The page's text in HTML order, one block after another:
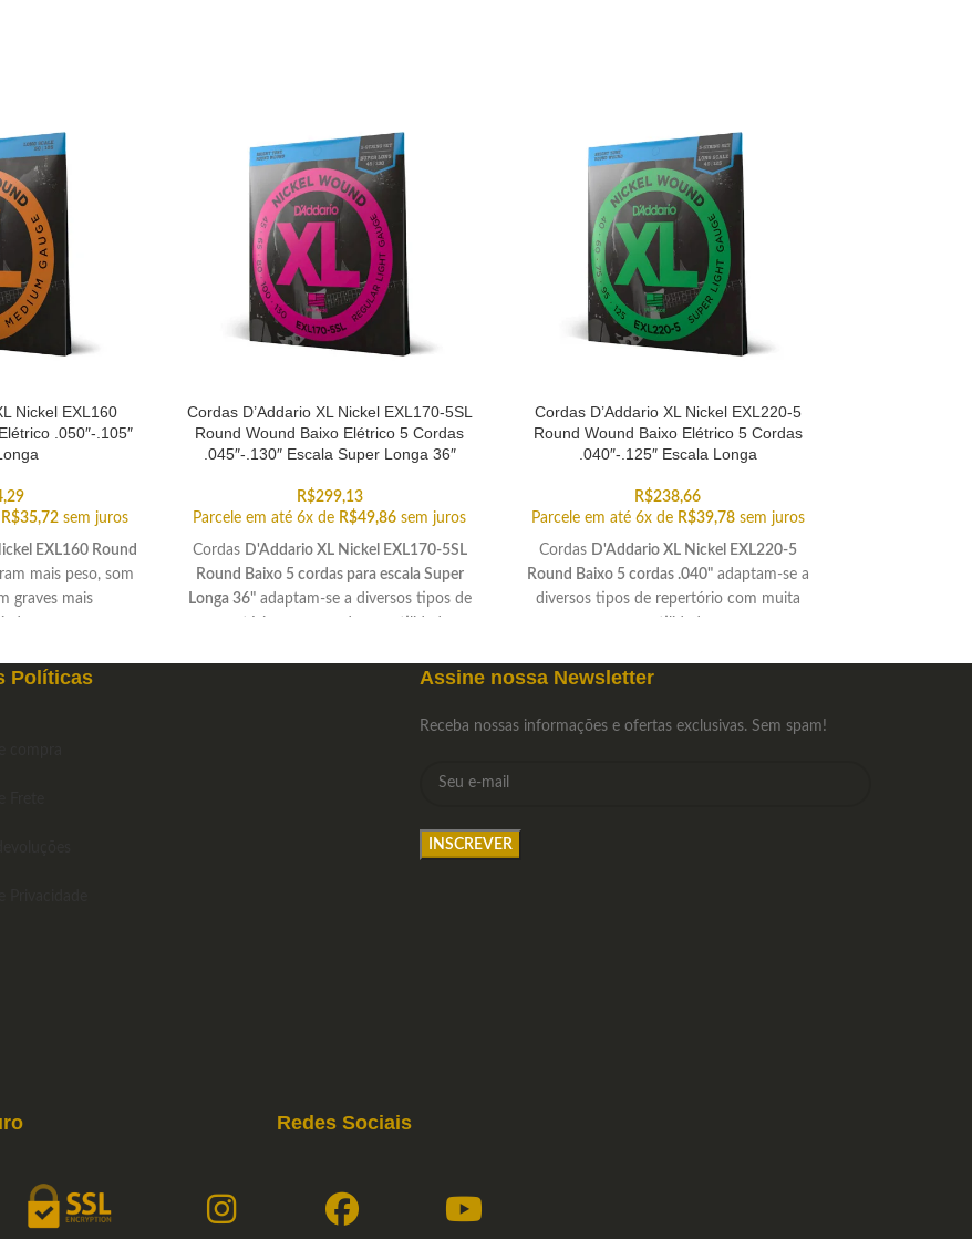
Nickel EXL160
.050″-.105″
R$35,72 sem juros
EXL160 Round
mais peso, som
graves mais
Cordas D’Addario XL Nickel EXL170-5SL
Round Wound Baixo Elétrico 5 Cordas
.045″-.130″ Escala Super Longa 36″
R$299,13
Parcele em até 6x de R$49,86 sem juros
Cordas D'Addario XL Nickel EXL170-5SL
Round Baixo 5 cordas para escala Super
Longa 36"adaptam-se a diversos tipos de
Cordas D’Addario XL Nickel EXL220-5
Round Wound Baixo Elétrico 5 Cordas
.040″-.125″ Escala Longa
R$238,66
Parcele em até 6x de R$39,78 sem juros
Cordas D'Addario XL Nickel EXL220-5
Round Baixo 5 cordas .040"adaptam-se a
diversos tipos de repertório com muita
Políticas Assine nossa Newsletter
Receba nossas informações e ofertas exclusivas. Sem spam!
Redes Sociais